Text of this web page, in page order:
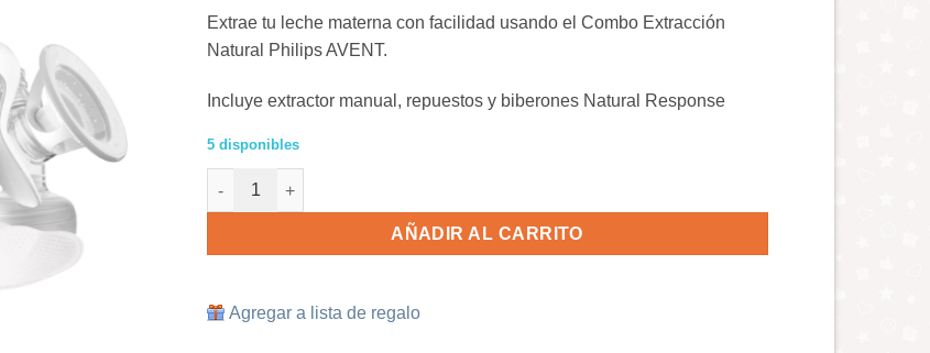
original
era:
RD$ 6,075.00.
actual
RD$ 4,252.50.
Extrae tu leche materna con facilidad usando el Combo Extracción
Natural Philips AVENT.
Incluye extractor manual, repuestos y biberones Natural Response
5 disponibles
Combo Extracción Natural Philips AVENT cantidad
AÑADIR AL CARRITO
Agregar a lista de regalo